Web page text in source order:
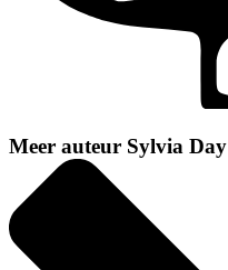
Meer auteur Sylvia Day